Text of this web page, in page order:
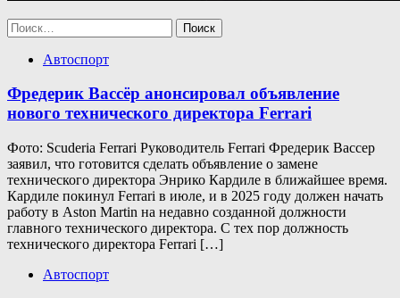
Найти:
Автоспорт
Фредерик Вассёр анонсировал объявление
нового технического директора Ferrari
Фото: Scuderia Ferrari Руководитель Ferrari Фредерик Вассер
заявил, что готовится сделать объявление о замене
технического директора Энрико Кардиле в ближайшее время.
Кардиле покинул Ferrari в июле, и в 2025 году должен начать
работу в Aston Martin на недавно созданной должности
главного технического директора. С тех пор должность
технического директора Ferrari […]
Автоспорт